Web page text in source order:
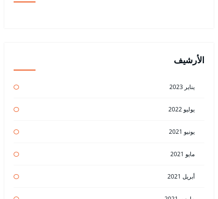
الأرشيف
يناير 2023
يوليو 2022
يونيو 2021
مايو 2021
أبريل 2021